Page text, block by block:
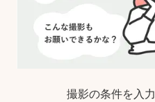
撮影の条件を入